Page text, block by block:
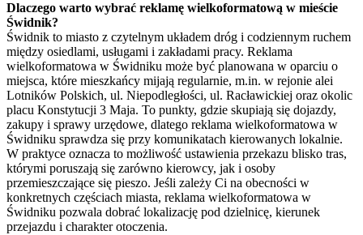
Dlaczego warto wybrać reklamę wielkoformatową w mieście
Świdnik?
Świdnik to miasto z czytelnym układem dróg i codziennym ruchem
między osiedlami, usługami i zakładami pracy. Reklama
wielkoformatowa w Świdniku może być planowana w oparciu o
miejsca, które mieszkańcy mijają regularnie, m.in. w rejonie alei
Lotników Polskich, ul. Niepodległości, ul. Racławickiej oraz okolic
placu Konstytucji 3 Maja. To punkty, gdzie skupiają się dojazdy,
zakupy i sprawy urzędowe, dlatego reklama wielkoformatowa w
Świdniku sprawdza się przy komunikatach kierowanych lokalnie.
W praktyce oznacza to możliwość ustawienia przekazu blisko tras,
którymi poruszają się zarówno kierowcy, jak i osoby
przemieszczające się pieszo. Jeśli zależy Ci na obecności w
konkretnych częściach miasta, reklama wielkoformatowa w
Świdniku pozwala dobrać lokalizację pod dzielnicę, kierunek
przejazdu i charakter otoczenia.